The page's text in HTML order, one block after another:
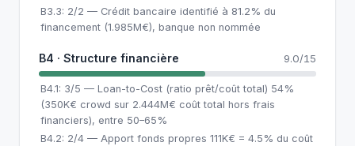
B3.3: 2/2 — Crédit bancaire identifié à 81.2% du
financement (1.985M€), banque non nommée
B4 · Structure financière 9.0/15
B4.1: 3/5 — Loan-to-Cost (ratio prêt/coût total) 54%
(350K€ crowd sur 2.444M€ coût total hors frais
financiers), entre 50–65%
B4.2: 2/4 — Apport fonds propres 111K€ = 4.5% du coût